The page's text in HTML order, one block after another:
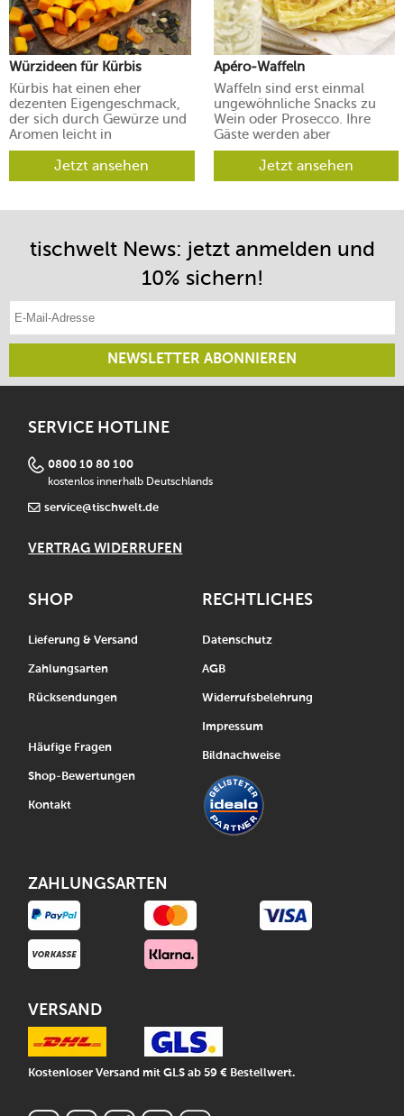
Würzideen für Kürbis
Kürbis hat einen eher
dezenten Eigengeschmack,
der sich durch Gewürze und
Aromen leicht in
verschiedene Richtungen
lenken lässt.Jetzt ansehen
Apéro-Waffeln
Waffeln sind erst einmal
ungewöhnliche Snacks zu
Wein oder Prosecco. Ihre
Gäste werden aber
begeistert sein.
Jetzt ansehen
tischwelt News: jetzt anmelden und
10% sichern!
NEWSLETTER ABONNIEREN
SERVICE HOTLINE
0800 10 80 100
kostenlos innerhalb Deutschlands
service@tischwelt.de
VERTRAG WIDERRUFEN
SHOP
Lieferung & Versand
Zahlungsarten
Rücksendungen
Häufige Fragen
Shop-Bewertungen
Kontakt
RECHTLICHES
Datenschutz
AGB
Widerrufsbelehrung
Impressum
Bildnachweise
ZAHLUNGSARTEN
VERSAND
Kostenloser Versand mit GLS ab 59 € Bestellwert.